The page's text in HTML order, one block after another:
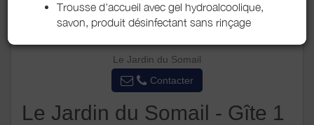
Trousse d'accueil avec gel hydroalcoolique,
savon, produit désinfectant sans rinçage
Le Jardin du Somail
Contacter
Le Jardin du Somail - Gîte 1